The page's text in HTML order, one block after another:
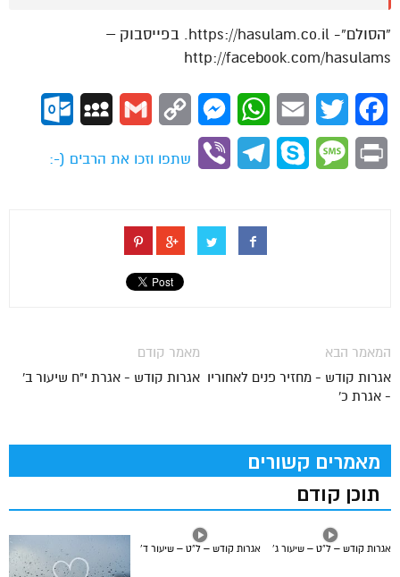
“הסולם”- https://hasulam.co.il. בפייסבוק –
http://facebook.com/hasulams
Facebook
Twitter
Email
WhatsApp
Messenger
Copy
Gmail
MySpace
Print
Message
Skype
Telegram
Viber
שתפו וזכו את הרבים (-:
מאמר קודם
אגרות קודש - אגרת י"ח שיעור ב'
המאמר הבא
אגרות קודש - מחזיר פנים לאחוריו
- אגרת כ'
מאמרים קשורים
תוכן קודם
אגרות קודש – ל”ט – שיעור ד’ אגרות קודש – ל”ט – שיעור ג’